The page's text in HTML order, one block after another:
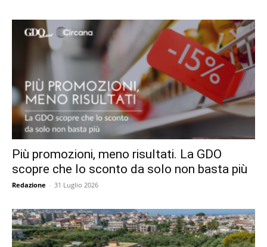
Più promozioni, meno risultati. La GDO
scopre che lo sconto da solo non basta più
Redazione - 31 Luglio 2026